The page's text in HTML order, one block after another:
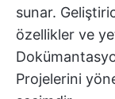
sunar.
özellikler ve
Projelerini